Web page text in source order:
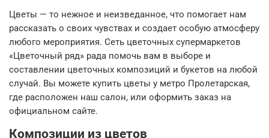
Цветы — то нежное и неизведанное, что помогает нам
рассказать о своих чувствах и создает особую атмосферу
любого мероприятия. Сеть цветочных супермаркетов
«Цветочный ряд» рада помочь вам в выборе и
составлении цветочных композиций и букетов на любой
случай. Вы можете купить цветы у метро Пролетарская,
где расположен наш салон, или оформить заказ на
официальном сайте.
Композиции из цветов